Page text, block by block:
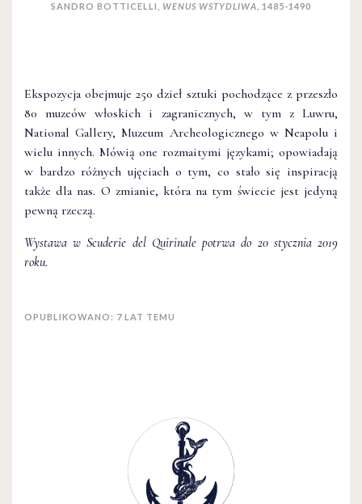
SANDRO BOTTICELLI, WENUS WSTYDLIWA , 1485-1490
Ekspozycja obejmuje 250 dzieł sztuki pochodzące z przeszło
80 muzeów włoskich i zagranicznych, w tym z Luwru,
National Gallery, Muzeum Archeologicznego w Neapolu i
wielu innych. Mówią one rozmaitymi językami; opowiadają
w bardzo różnych ujęciach o tym, co stało się inspiracją
także dla nas. O zmianie, która na tym świecie jest jedyną
pewną rzeczą.
Wystawa w Scuderie del Quirinale potrwa do 20 stycznia 2019
roku.
OPUBLIKOWANO: 7 LAT TEMU